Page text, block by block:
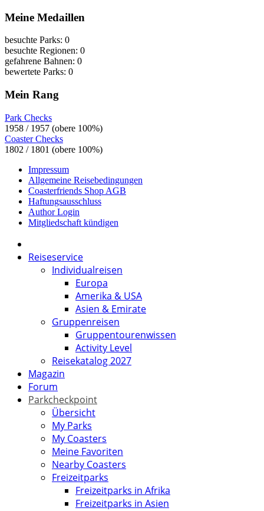
Meine Medaillen
besuchte Parks: 0
besuchte Regionen: 0
gefahrene Bahnen: 0
bewertete Parks: 0
Mein Rang
Park Checks
1958 / 1957 (obere 100%)
Coaster Checks
1802 / 1801 (obere 100%)
Impressum
Allgemeine Reisebedingungen
Coasterfriends Shop AGB
Haftungsausschluss
Author Login
Mitgliedschaft kündigen
Reiseservice
Individualreisen
Europa
Amerika & USA
Asien & Emirate
Gruppenreisen
Gruppentourenwissen
Activity Level
Reisekatalog 2027
Magazin
Forum
Parkcheckpoint
Übersicht
My Parks
My Coasters
Meine Favoriten
Nearby Coasters
Freizeitparks
Freizeitparks in Afrika
Freizeitparks in Asien